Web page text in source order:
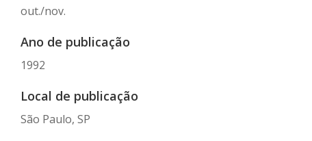
out./nov.
Ano de publicação
1992
Local de publicação
São Paulo, SP